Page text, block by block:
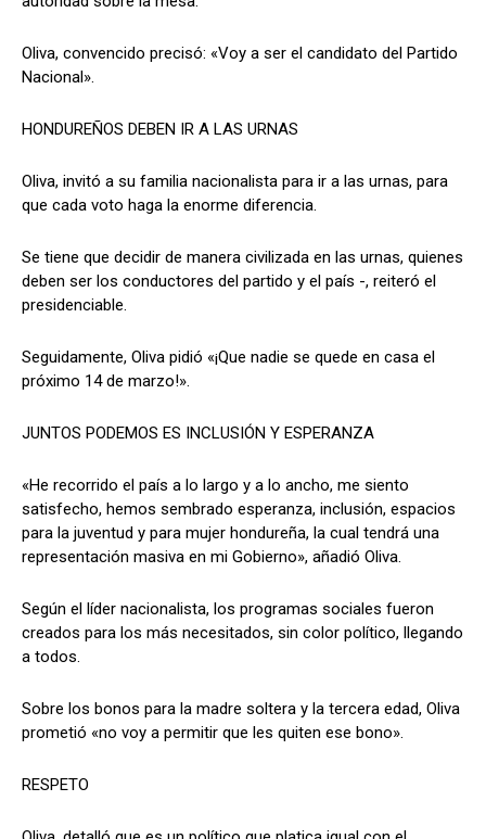
Oliva, convencido precisó: «Voy a ser el candidato del Partido
Nacional».
HONDUREÑOS DEBEN IR A LAS URNAS
Oliva, invitó a su familia nacionalista para ir a las urnas, para
que cada voto haga la enorme diferencia.
Se tiene que decidir de manera civilizada en las urnas, quienes
deben ser los conductores del partido y el país -, reiteró el
presidenciable.
Seguidamente, Oliva pidió «¡Que nadie se quede en casa el
próximo 14 de marzo!».
JUNTOS PODEMOS ES INCLUSIÓN Y ESPERANZA
«He recorrido el país a lo largo y a lo ancho, me siento
satisfecho, hemos sembrado esperanza, inclusión, espacios
para la juventud y para mujer hondureña, la cual tendrá una
representación masiva en mi Gobierno», añadió Oliva.
Según el líder nacionalista, los programas sociales fueron
creados para los más necesitados, sin color político, llegando
a todos.
Sobre los bonos para la madre soltera y la tercera edad, Oliva
prometió «no voy a permitir que les quiten ese bono».
RESPETO